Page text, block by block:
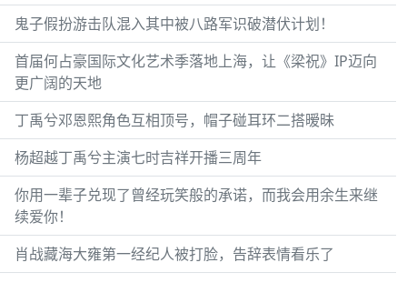
鬼子假扮游击队混入其中被八路军识破潜伏计划！
首届何占豪国际文化艺术季落地上海，让《梁祝》IP迈向
更广阔的天地
丁禹兮邓恩熙角色互相顶号，帽子碰耳环二搭暧昧
杨超越丁禹兮主演七时吉祥开播三周年
你用一辈子兑现了曾经玩笑般的承诺，而我会用余生来继
续爱你！
肖战藏海大雍第一经纪人被打脸，告辞表情看乐了